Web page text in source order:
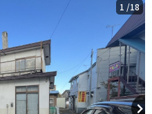
1 /18